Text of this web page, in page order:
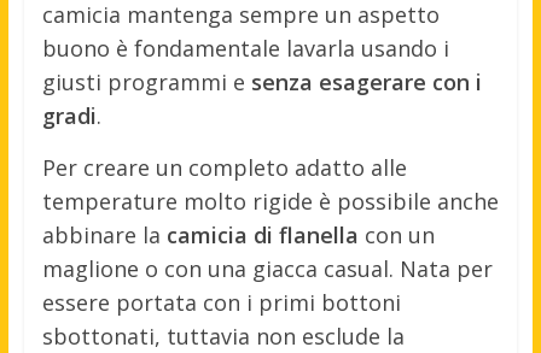
camicia mantenga sempre un aspetto
buono è fondamentale lavarla usando i
giusti programmi e senza esagerare con i
gradi.
Per creare un completo adatto alle
temperature molto rigide è possibile anche
abbinare la camicia di flanella con un
maglione o con una giacca casual. Nata per
essere portata con i primi bottoni
sbottonati, tuttavia non esclude la